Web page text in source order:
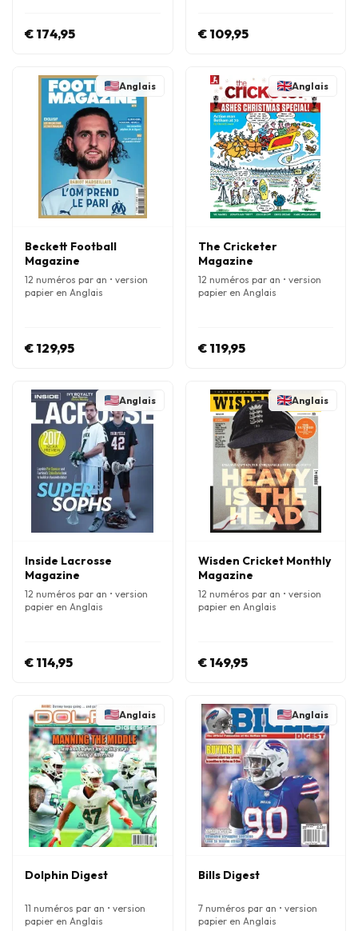
€ 174,95 € 109,95
Anglais
Beckett Football
Magazine
12 numéros par an • version
papier en Anglais
€ 129,95
Anglais
The Cricketer
Magazine
12 numéros par an • version
papier en Anglais
€ 119,95
Anglais
Inside Lacrosse
Magazine
12 numéros par an • version
papier en Anglais
€ 114,95
Anglais
Wisden Cricket Monthly
Magazine
12 numéros par an • version
papier en Anglais
€ 149,95
Anglais
Dolphin Digest
11 numéros par an • version
papier en Anglais
Anglais
Bills Digest
7 numéros par an • version
papier en Anglais